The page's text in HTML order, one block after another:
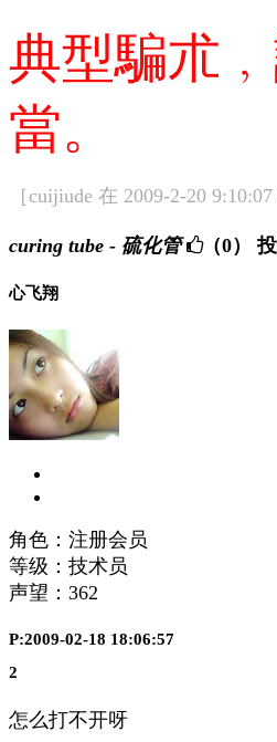
典型騙朮
當。
［cuijiude 在 2009-2-20 9:10:07
curing tube - 硫化管 （0）
心飞翔
角色：注册会员
等级：技术员
声望： 362
P:2009-02-18 18:06:57
2
怎么打不开呀